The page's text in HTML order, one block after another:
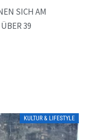
SICH AM
39
KULTUR & LIFESTYLE